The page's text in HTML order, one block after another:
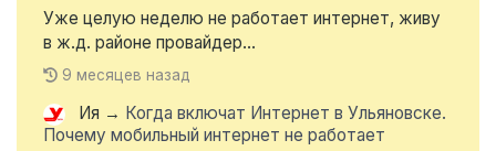
Уже целую неделю не работает интернет, живу
в ж.д. районе провайдер...
9 месяцев назад
Ия → Когда включат Интернет в Ульяновске.
Почему мобильный интернет не работает